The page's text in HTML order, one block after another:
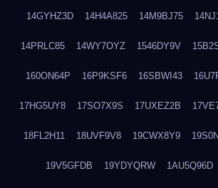
14GYHZ3D 14H4A825 14M9BJ75
14PRLC85 14WY7OYZ 1546DY9V
160ON64P 16P9KSF6 16SBWI43
17HG5UY8 17SO7X9S 17UXEZ2B
18FL2H11 18UVF9V8 19CWX8Y9
19V5GFDB 19YDYQRW 1AU5Q96D